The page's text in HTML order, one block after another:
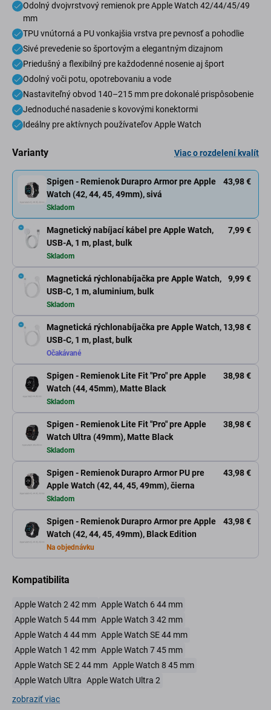
Odolný dvojvrstvový remienok pre Apple Watch 42/44/45/49
mm
TPU vnútorná a PU vonkajšia vrstva pre pevnosť a pohodlie
Sivé prevedenie so športovým a elegantným dizajnom
Priedušný a flexibilný pre každodenné nosenie aj šport
Odolný voči potu, opotrebovaniu a vode
Nastaviteľný obvod 140–215 mm pre dokonalé prispôsobenie
Jednoduché nasadenie s kovovými konektormi
Ideálny pre aktívnych používateľov Apple Watch
Varianty Viac o rozdelení kvalít
Magnetický nabíjací kábel pre Apple Watch,
USB-A, 1 m, plast, bulk
7,99 €
Skladom
Magnetická rýchlonabíjačka pre Apple Watch,
USB-C, 1 m, aluminium, bulk
9,99 €
Skladom
Magnetická rýchlonabíjačka pre Apple Watch,
USB-C, 1 m, plast, bulk
13,98 €
Očakávané
Spigen - Remienok Lite Fit "Pro" pre Apple
Watch (44, 45mm), Matte Black
38,98 €
Skladom
Spigen - Remienok Lite Fit "Pro" pre Apple
Watch Ultra (49mm), Matte Black
38,98 €
Skladom
Spigen - Remienok Durapro Armor PU pre
Apple Watch (42, 44, 45, 49mm), čierna
43,98 €
Skladom
Spigen - Remienok Durapro Armor pre Apple
Watch (42, 44, 45, 49mm), sivá
43,98 €
Skladom
Spigen - Remienok Durapro Armor pre Apple
Watch (42, 44, 45, 49mm), Black Edition
43,98 €
Na objednávku
Kompatibilita
Apple Watch 2 42 mm Apple Watch 6 44 mm
Apple Watch 5 44 mm Apple Watch 3 42 mm
Apple Watch 4 44 mm Apple Watch SE 44 mm
Apple Watch 1 42 mm Apple Watch 7 45 mm
Apple Watch SE 2 44 mm Apple Watch 8 45 mm
Apple Watch Ultra Apple Watch Ultra 2
zobraziť viac